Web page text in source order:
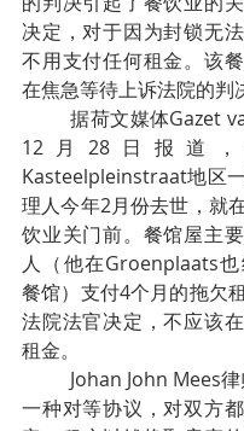
决定，对于因为封锁无
不用支付任何租金。该
在焦急等待上诉法院的判
据荷文媒体Gazet
12月28日报道
Kasteelpleinstraat地区
理人今年2月份去世，就
饮业关门前。餐馆屋主
人（他在Groenplaats
餐馆）支付4个月的拖欠
法院法官决定，不应该
租金。
Johan John Mees
一种对等协议，对双方